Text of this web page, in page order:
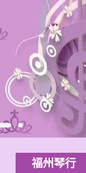
福州琴行